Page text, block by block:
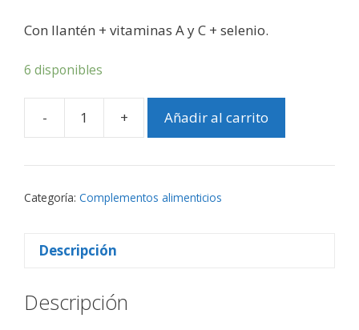
Con llantén + vitaminas A y C + selenio.
6 disponibles
-
JARABE
250
1
+ Añadir al carrito
Categoría: Complementos alimenticios
Descripción
Descripción